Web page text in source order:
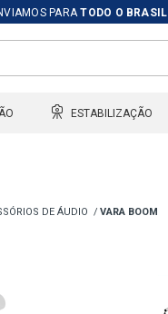
PARATODO O BRASIL
ESTABILIZAÇÃO
DE ÁUDIO VARA BOOM